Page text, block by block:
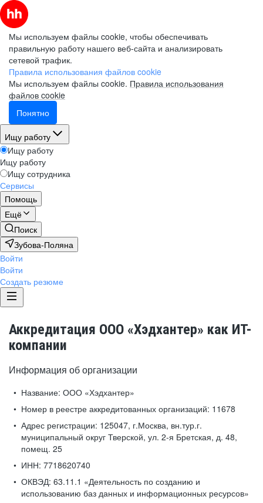
Мы используем файлы cookie, чтобы обеспечивать
правильную работу нашего веб-сайта и анализировать
сетевой трафик.
Правила использования файлов cookie
Мы используем файлы cookie. Правила использования
файлов cookie
Понятно
Ищу работу
Ищу работу
Ищу работу
Ищу сотрудника
Сервисы
Помощь
Ещё
Поиск
Зубова-Поляна
Войти
Войти
Создать резюме
Аккредитация ООО «Хэдхантер» как ИТ-
компании
Информация об организации
Название: ООО «Хэдхантер»
Номер в реестре аккредитованных организаций: 11678
Адрес регистрации: 125047, г.Москва, вн.тур.г.
муниципальный округ Тверской, ул. 2-я Бретская, д. 48,
помещ. 25
ИНН: 7718620740
ОКВЭД: 63.11.1 «Деятельность по созданию и
использованию баз данных и информационных ресурсов»